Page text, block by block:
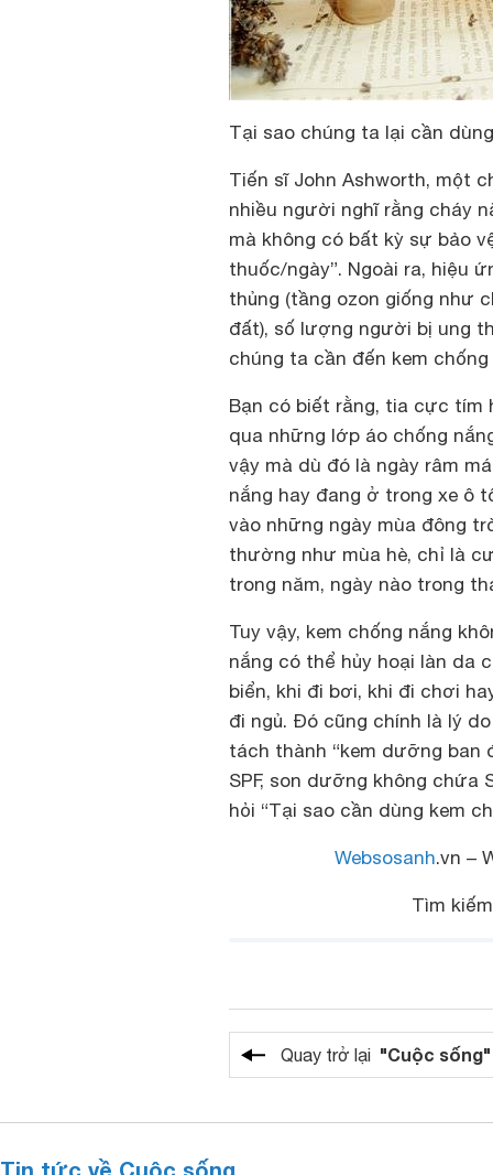
Tại sao chúng ta lại cần
Tiến sĩ John Ashworth, một
nhiều người nghĩ rằng cháy
mà không có bất kỳ sự bảo
thuốc/ngày”. Ngoài ra, hiệu
thủng (tầng ozon giống như
đất), số lượng người bị ung
chúng ta cần đến kem
Bạn có biết rằng, tia cực tím
qua những lớp áo chống
vậy mà dù đó là ngày râm
nắng hay đang ở trong xe ô
vào những ngày mùa đông
thường như mùa hè, chỉ là
trong năm, ngày nào trong
Tuy vậy, kem chống nắng
nắng có thể hủy hoại làn da
biển, khi đi bơi, khi đi chơi
đi ngủ. Đó cũng chính là lý
tách thành “kem dưỡng ban
SPF, son dưỡng không
hỏi “Tại sao cần dùng kem
Websosanh.vn –
Tìm
Quay trở lại "Cuộc sống"
Tin tức về Cuộc sống